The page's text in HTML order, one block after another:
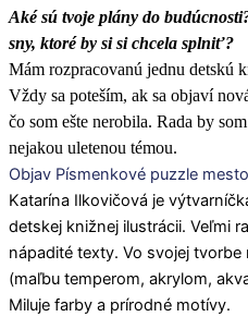
Aké sú tvoje plány do
sny, ktoré by si si chcela splniť?
Mám rozpracovanú jednu detskú
Vždy sa poteším, ak sa objaví
čo som ešte nerobila. Rada by
nejakou uletenou témou.
Objav Písmenkové puzzle mesto
Katarína Ilkovičová je
detskej knižnej ilustrácii. Veľmi
nápadité texty. Vo svojej
(maľbu temperom, akrylom,
Miluje farby a prírodné motívy.